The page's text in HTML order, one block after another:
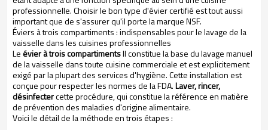
professionnelle. Choisir le bon type d'évier certifié est tout aussi
important que de s'assurer qu'il porte la marque NSF.
Éviers à trois compartiments : indispensables pour le lavage de la
vaisselle dans les cuisines professionnelles
Le évier à trois compartimentsIl constitue la base du lavage manuel
de la vaisselle dans toute cuisine commerciale et est explicitement
exigé par la plupart des services d'hygiène. Cette installation est
conçue pour respecter les normes de la FDA.Laver, rincer,
désinfectercette procédure, qui constitue la référence en matière
de prévention des maladies d'origine alimentaire.
Voici le détail de la méthode en trois étapes :